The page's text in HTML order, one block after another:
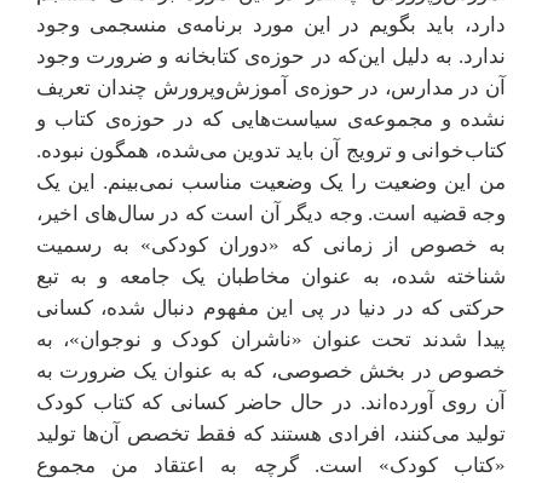
دارد، باید بگویم در این مورد برنامه‌ی منسجمی وجود
ندارد. به دلیل این‌که در حوزه‌ی کتابخانه و ضرورت وجود
آن در مدارس، در حوزه‌ی آموزش‌وپرورش چندان تعریف
نشده و مجموعه‌ی سیاست‌هایی که در حوزه‌ی کتاب و
کتاب‌خوانی و ترویج آن باید تدوین می‌شده، همگون نبوده.
من این وضعیت را یک وضعیت مناسب نمی‌بینم. این یک
وجه قضیه است. وجه دیگر آن است که در سال‌های اخیر،
به خصوص از زمانی که «دوران کودکی» به رسمیت
شناخته شده، به عنوان مخاطبان یک جامعه و به تبع
حرکتی که در دنیا در پی این مفهوم دنبال شده، کسانی
پیدا شدند تحت عنوان «ناشران کودک و نوجوان»، به
خصوص در بخش خصوصی، که به عنوان یک ضرورت به
آن روی آورده‌اند. در حال حاضر کسانی که کتاب کودک
تولید می‌کنند، افرادی هستند که فقط تخصص آن‌ها تولید
«کتاب‌ کودک» است. گرچه به اعتقاد من مجموع